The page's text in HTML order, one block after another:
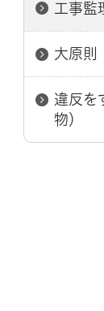
工事監
大原則
違反を
物）